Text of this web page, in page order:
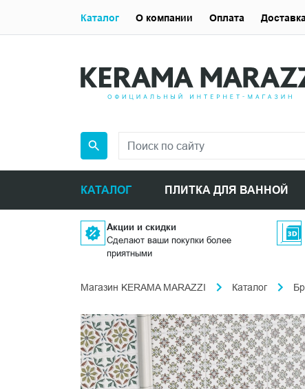
КАТАЛОГ ПЛИТКА ДЛЯ ВАННОЙ
Каталог О компании Оплата Доставка
Акции и скидки
Сделают ваши покупки более
приятными
Магазин KERAMA MARAZZI Каталог